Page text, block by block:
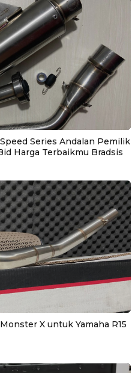
Series Andalan Pemilik
Harga Terbaikmu Bradsis
X untuk Yamaha R15